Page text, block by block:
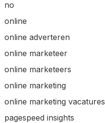
no
online
online adverteren
online marketeer
online marketeers
online marketing
online marketing vacatures
pagespeed insights